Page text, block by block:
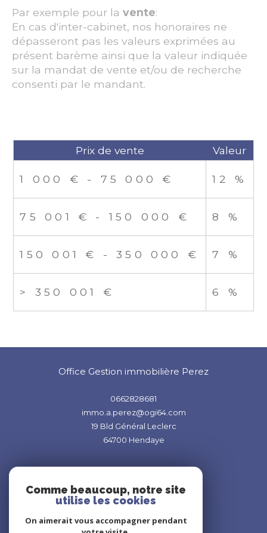
Par exemple pour la vente:
En cas d'inter-cabinet, nos honoraires ne
dépasseront pas les valeurs exprimées au
présent barème ainsi que la valeur indiquée
sur la mandat de vente et/ou de recherche
consenti par le mandant.
Prix de vente Valeur
1 000 € - 75 000 € 12 %
75 001 € - 150 000 € 8 %
150 001 € - 350 000 € 7 %
> 350 001 € 6 %
Office Gestion immobilière Perez
0662828681
immo.a.perez@ogi64.com
19 Bld Général Leclerc
64700
Hendaye
Adhérents
Comme beaucoup, notre site
utilise les cookies
On aimerait vous accompagner pendant